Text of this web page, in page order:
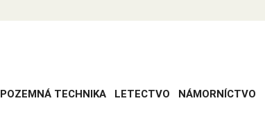
POZEMNÁ TECHNIKA LETECTVO NÁMORNÍCTVO